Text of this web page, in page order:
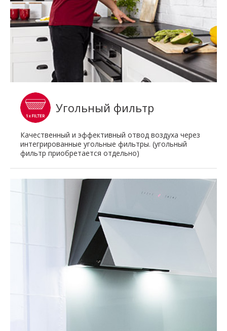
Угольный фильтр
Качественный и эффективный отвод воздуха через
интегрированные угольные фильтры. (угольный
фильтр приобретается отдельно)